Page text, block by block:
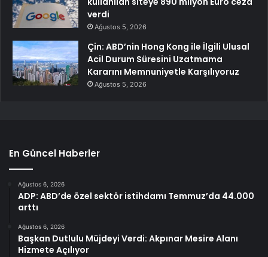
verdi
Ağustos 5, 2026
Çin: ABD’nin Hong Kong ile İlgili Ulusal
Acil Durum Süresini Uzatmama
Kararını Memnuniyetle Karşılıyoruz
Ağustos 5, 2026
En Güncel Haberler
Ağustos 6, 2026
ADP: ABD’de özel sektör istihdamı Temmuz’da 44.000
arttı
Ağustos 6, 2026
Başkan Dutlulu Müjdeyi Verdi: Akpınar Mesire Alanı
Hizmete Açılıyor